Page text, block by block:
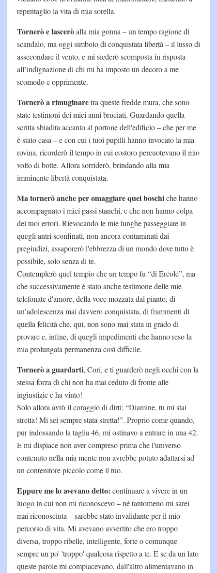
repentaglio la vita di mia sorella.
Tornerò e lasceròalla mia gonna – un tempo ragione di
scandalo, ma oggi simbolo di conquistata libertà – il lusso di
assecondare il vento, e mi siederò scomposta in risposta
all’indignazione di chi mi ha imposto un decoro a me
scomodo e opprimente.
Tornerò a rimuginaretra queste fredde mura, che sono
state testimoni dei miei anni bruciati. Guardando quella
scritta sbiadita accanto al portone dell'edificio – che per me
è stato casa – e con cui i tuoi pupilli hanno invocato la mia
rovina, ricorderò il tempo in cui costoro percuotevano il mio
volto di botte. Allora sorriderò, brindando alla mia
imminente libertà conquistata.
Ma tornerò anche per omaggiare quei boschiche hanno
accompagnato i miei passi stanchi, e che non hanno colpa
dei tuoi errori. Rievocando le mie lunghe passeggiate in
quegli antri sconfinati, non ancora contaminati dai
pregiudizi, assaporerò l'ebbrezza di un mondo dove tutto è
possibile, solo senza di te.
Contemplerò quel tempio che un tempo fu “di Ercole”, ma
che successivamente è stato anche testimone delle mie
telefonate d'amore, della voce mozzata dal pianto, di
un’adolescenza mai davvero conquistata, di frammenti di
quella felicità che, qui, non sono mai stata in grado di
provare e, infine, di quegli impedimenti che hanno reso la
mia prolungata permanenza così difficile.
Tornerò a guardarti, Cori, e ti guarderò negli occhi con la
stessa forza di chi non ha mai ceduto di fronte alle
ingiustizie e ha vinto!
Solo allora avrò il coraggio di dirti: “Diamine, tu mi stai
stretta! Mi sei sempre stata stretta!”. Proprio come quando,
pur indossando la taglia 46, mi ostinavo a entrare in una 42.
E mi dispiace non aver compreso prima che l'universo
contenuto nella mia mente non avrebbe potuto adattarsi ad
un contenitore piccolo come il tuo.
Eppure me lo avevano detto: continuare a vivere in un
luogo in cui non mi riconoscevo – né tantomeno mi sarei
mai riconosciuta – sarebbe stato invalidante per il mio
percorso di vita. Mi avevano avvertito che ero troppo
diversa, troppo ribelle, intelligente, forte o comunque
sempre un po' 'troppo' qualcosa rispetto a te. E se da un lato
queste parole mi compiacevano, dall'altro alimentavano in